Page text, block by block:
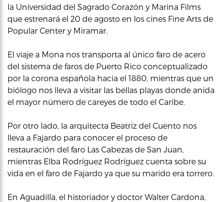
la Universidad del Sagrado Corazón y Marina Films
que estrenará el 20 de agosto en los cines Fine Arts de
Popular Center y Miramar.
El viaje a Mona nos transporta al único faro de acero
del sistema de faros de Puerto Rico conceptualizado
por la corona española hacia el 1880, mientras que un
biólogo nos lleva a visitar las bellas playas donde anida
el mayor número de careyes de todo el Caribe.
Por otro lado, la arquitecta Beatriz del Cuento nos
lleva a Fajardo para conocer el proceso de
restauración del faro Las Cabezas de San Juan,
mientras Elba Rodríguez Rodríguez cuenta sobre su
vida en el faro de Fajardo ya que su marido era torrero.
En Aguadilla, el historiador y doctor Walter Cardona,